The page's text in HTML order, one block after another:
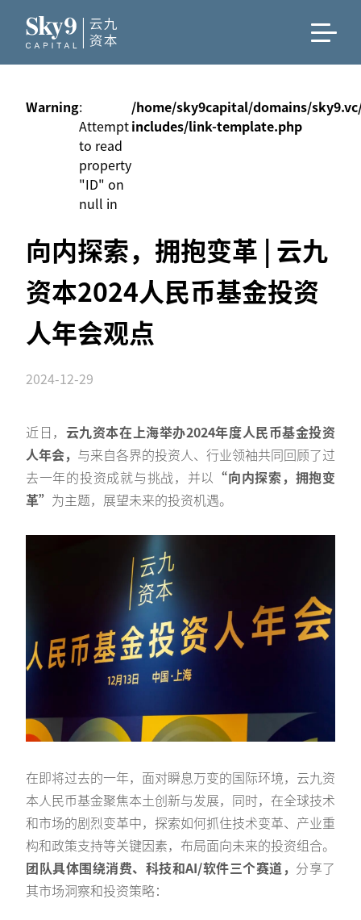
Warning:
Attempt
to read
property
"ID" on
null in
/home/sky9capital/domains/
includes/link-template.php
向内探索，拥抱变革 | 云九
资本2024人民币基金投资
人年会观点
2024-12-29
近日， 云九资本在上海举办2024年度人民币基金投资
人年会， 与来自各界的投资人、行业领袖共同回顾了过
去一年的投资成就与挑战，并以 “向内探索，拥抱变
革” 为主题，展望未来的投资机遇。
在即将过去的一年，面对瞬息万变的国际环境，云九资
本人民币基金聚焦本土创新与发展，同时，在全球技术
和市场的剧烈变革中，探索如何抓住技术变革、产业重
构和政策支持等关键因素，布局面向未来的投资组合。
团队具体围绕消费、科技和AI/软件三个赛道， 分享了
其市场洞察和投资策略：